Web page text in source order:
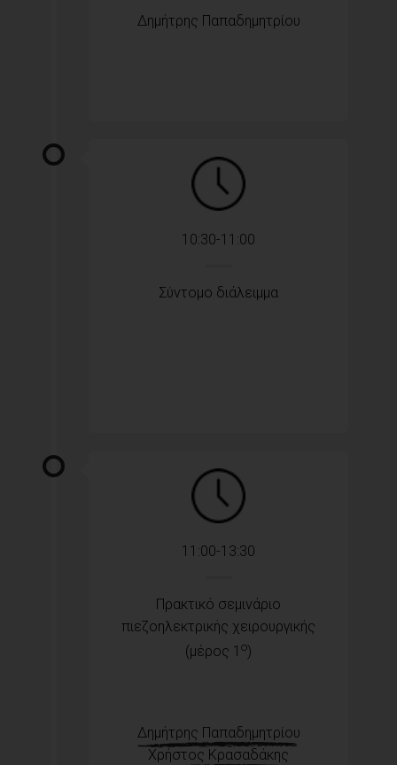
Δημήτρης Παπαδημητρίου
10:30-11:00
Σύντομο διάλειμμα
11:00-13:30
Πρακτικό σεμινάριο
πιεζοηλεκτρικής χειρουργικής
(μέρος 1 ο)
Δημήτρης Παπαδημητρίου
Χρήστος Κρασαδάκης